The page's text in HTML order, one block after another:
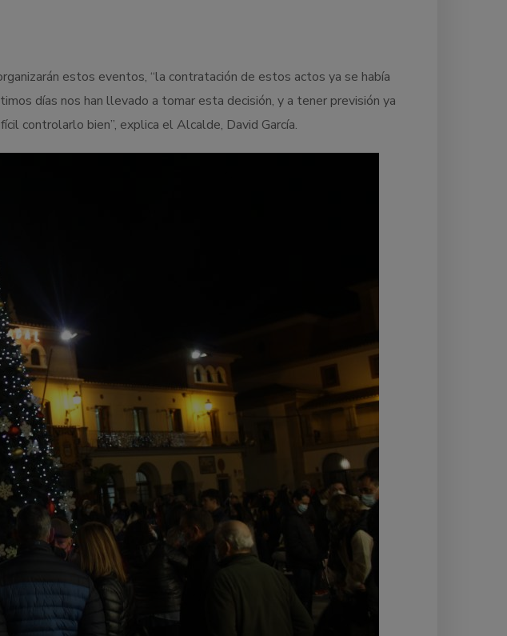
estos eventos, “la contratación de estos actos ya se había
días nos han llevado a tomar esta decisión, y a tener previsión ya
controlarlo bien”, explica el Alcalde, David García.